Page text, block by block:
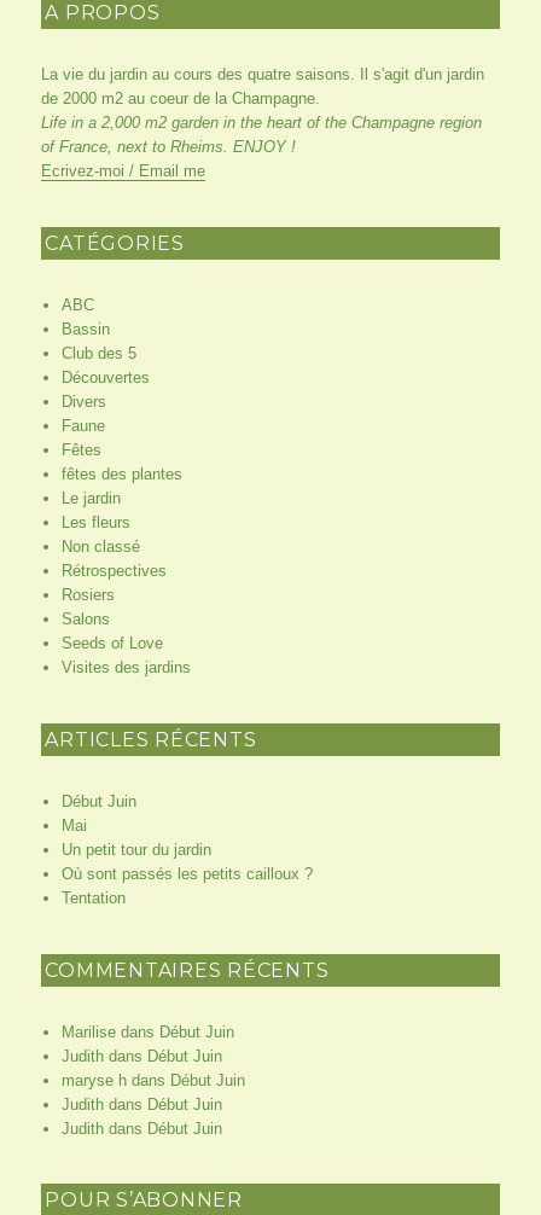
A PROPOS
La vie du jardin au cours des quatre saisons. Il s'agit d'un jardin
de 2000 m2 au coeur de la Champagne.
Life in a 2,000 m2 garden in the heart of the Champagne region
of France, next to Rheims. ENJOY !
Ecrivez-moi / Email me
CATÉGORIES
ABC
Bassin
Club des 5
Découvertes
Divers
Faune
Fêtes
fêtes des plantes
Le jardin
Les fleurs
Non classé
Rétrospectives
Rosiers
Salons
Seeds of Love
Visites des jardins
ARTICLES RÉCENTS
Début Juin
Mai
Un petit tour du jardin
Où sont passés les petits cailloux ?
Tentation
COMMENTAIRES RÉCENTS
Marilisedans Début Juin
Judithdans Début Juin
maryse hdans Début Juin
Judithdans Début Juin
Judithdans Début Juin
POUR S’ABONNER